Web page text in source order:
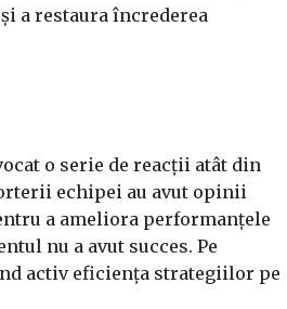
a restaura încrederea
o serie de reacții atât din
echipei au avut opinii
a ameliora performanțele
nu a avut succes. Pe
activ eficiența strategiilor pe